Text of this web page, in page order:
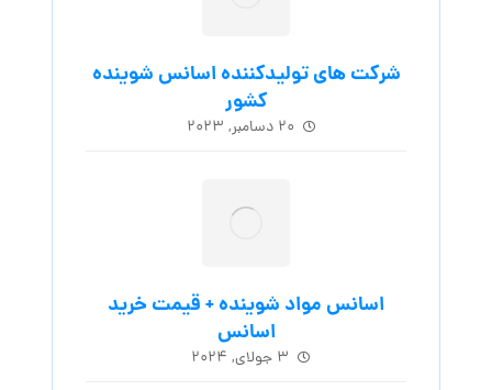
شرکت های تولیدکننده اسانس شوینده
کشور
۲۰ دسامبر, ۲۰۲۳
اسانس مواد شوینده + قیمت خرید
اسانس
۳ جولای, ۲۰۲۴